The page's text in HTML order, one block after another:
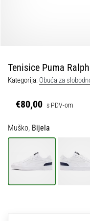
•
Play
for
More
Pripremi
se
za
2025
Tenisice Puma
Kategorija: Obuća za
€80,00 s PDV-om
Muško, Bijela